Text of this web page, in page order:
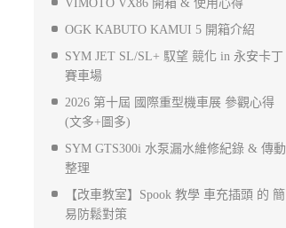
VIMOTO VX86 開箱 & 使用心得
OGK KABUTO KAMUI 5 開箱介紹
SYM JET SL/SL+ 馭望 競化 in 永安卡丁
賽車場
2026 第十屆 國際重型機車展 參觀心得
(文多+圖多)
SYM GTS300i 水泵漏水維修紀錄 & 傳動
整理
【改車教室】Spook 教學 車充插頭 的 簡
易防鬆對策